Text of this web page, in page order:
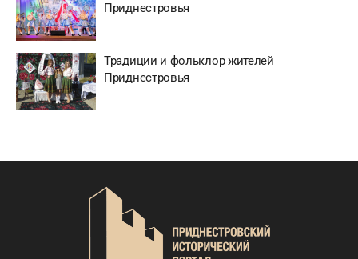
Приднестровья
Традиции и фольклор жителей
Приднестровья